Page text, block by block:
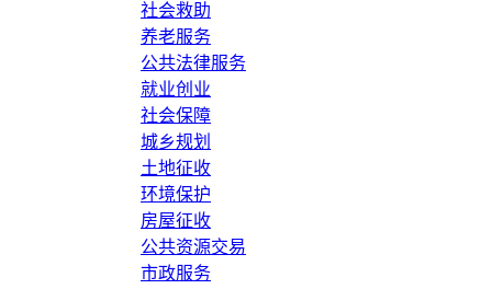
社会救助
养老服务
公共法律服务
就业创业
社会保障
城乡规划
土地征收
环境保护
房屋征收
公共资源交易
市政服务